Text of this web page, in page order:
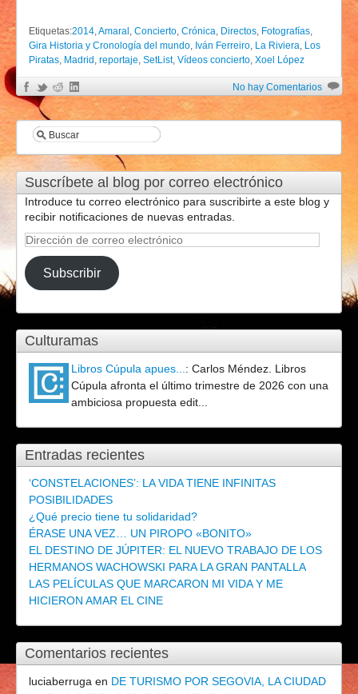
Etiquetas:2014,Amaral , Concierto, Crónica, Directos, Fotografías,
Gira Historia y Cronología del mundo, Iván Ferreiro, La Riviera, Los
Piratas, Madrid , reportaje, SetList, Vídeos concierto, Xoel López
No hay Comentarios
Suscríbete al blog por correo electrónico
Introduce tu correo electrónico para suscribirte a este blog y
recibir notificaciones de nuevas entradas.
Dirección
correo
electrónico
Subscribir
Culturamas
Libros Cúpula apues... : Carlos Méndez. Libros
Cúpula afronta el último trimestre de 2026 con una
ambiciosa propuesta edit...
Entradas recientes
‘CONSTELACIONES’: LA VIDA TIENE INFINITAS
POSIBILIDADES
¿Qué precio tiene tu solidaridad?
ÉRASE UNA VEZ… UN PIROPO «BONITO»
EL DESTINO DE JÚPITER: EL NUEVO TRABAJO DE LOS
HERMANOS WACHOWSKI PARA LA GRAN PANTALLA
LAS PELÍCULAS QUE MARCARON MI VIDA Y ME
HICIERON AMAR EL CINE
Comentarios recientes
luciaberruga en DE TURISMO POR SEGOVIA, LA CIUDAD